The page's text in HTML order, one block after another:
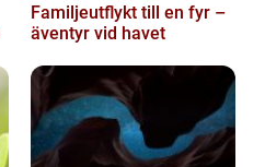
Familjeutflykt till en fyr –
äventyr vid havet